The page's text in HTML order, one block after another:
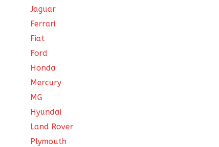
Jaguar
Ferrari
Fiat
Ford
Honda
Mercury
MG
Hyundai
Land Rover
Plymouth